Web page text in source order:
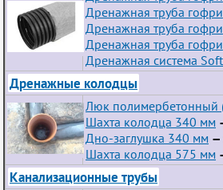
Дренажная труба
Дренажная труба
Дренажная труба
Дренажная система
Дренажные колодцы
Люк полимербетонный
Шахта колодца 340 мм
Дно-заглушка 340 мм —
Шахта колодца 575 мм
Канализационные трубы